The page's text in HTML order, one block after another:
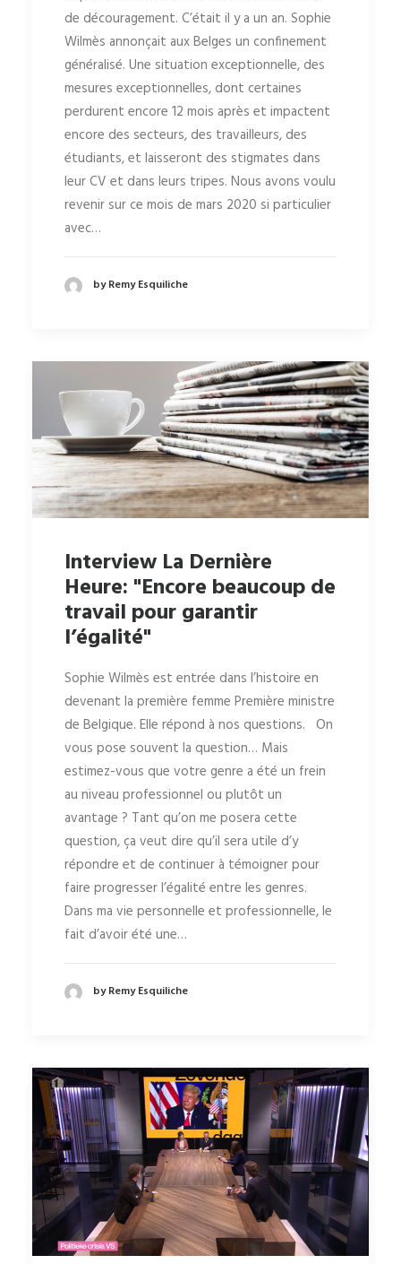
de découragement. C’était il y a un an. Sophie
Wilmès annonçait aux Belges un confinement
généralisé. Une situation exceptionnelle, des
mesures exceptionnelles, dont certaines
perdurent encore 12 mois après et impactent
encore des secteurs, des travailleurs, des
étudiants, et laisseront des stigmates dans
leur CV et dans leurs tripes. Nous avons voulu
revenir sur ce mois de mars 2020 si particulier
avec…
by Remy Esquiliche
Interview La Dernière
Heure: "Encore beaucoup de
travail pour garantir
l’égalité"
Sophie Wilmès est entrée dans l’histoire en
devenant la première femme Première ministre
de Belgique. Elle répond à nos questions. On
vous pose souvent la question… Mais
estimez-vous que votre genre a été un frein
au niveau professionnel ou plutôt un
avantage ? Tant qu’on me posera cette
question, ça veut dire qu’il sera utile d’y
répondre et de continuer à témoigner pour
faire progresser l’égalité entre les genres.
Dans ma vie personnelle et professionnelle, le
fait d’avoir été une…
by Remy Esquiliche